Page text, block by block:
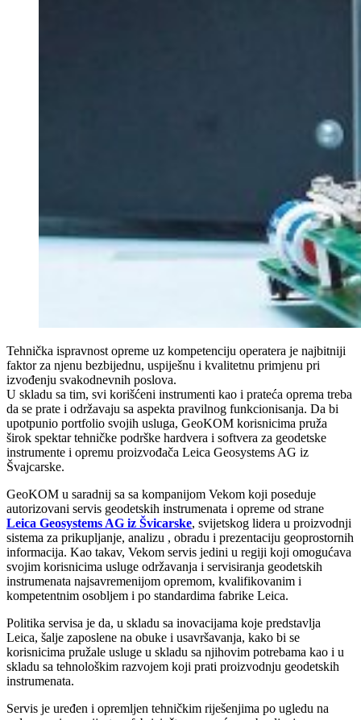
Tehnička ispravnost opreme uz kompetenciju operatera je najbitniji
faktor za njenu bezbijednu, uspiješnu i kvalitetnu primjenu pri
izvođenju svakodnevnih poslova.
U skladu sa tim, svi korišćeni instrumenti kao i prateća oprema treba
da se prate i održavaju sa aspekta pravilnog funkcionisanja. Da bi
upotpunio portfolio svojih usluga, GeoKOM korisnicima pruža
širok spektar tehničke podrške hardvera i softvera za geodetske
instrumente i opremu proizvođača Leica Geosystems AG iz
Švajcarske.
GeoKOM u saradnij sa sa kompanijom Vekom koji poseduje
autorizovani servis geodetskih instrumenata i opreme od strane
Leica Geosystems AG iz Švicarske, svijetskog lidera u proizvodnji
sistema za prikupljanje, analizu , obradu i prezentaciju geoprostornih
informacija. Kao takav, Vekom servis jedini u regiji koji omogućava
svojim korisnicima usluge održavanja i servisiranja geodetskih
instrumenata najsavremenijom opremom, kvalifikovanim i
kompetentnim osobljem i po standardima fabrike Leica.
Politika servisa je da, u skladu sa inovacijama koje predstavlja
Leica, šalje zaposlene na obuke i usavršavanja, kako bi se
korisnicima pružale usluge u skladu sa njihovim potrebama kao i u
skladu sa tehnološkim razvojem koji prati proizvodnju geodetskih
instrumenata.
Servis je uređen i opremljen tehničkim riješenjima po ugledu na